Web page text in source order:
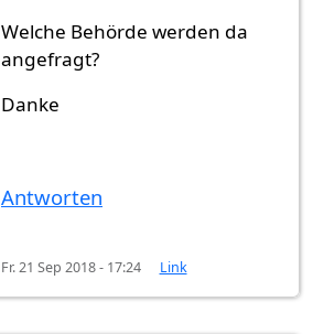
Welche Behörde werden da
angefragt?
Danke
Antworten
Fr. 21 Sep 2018 - 17:24 Link